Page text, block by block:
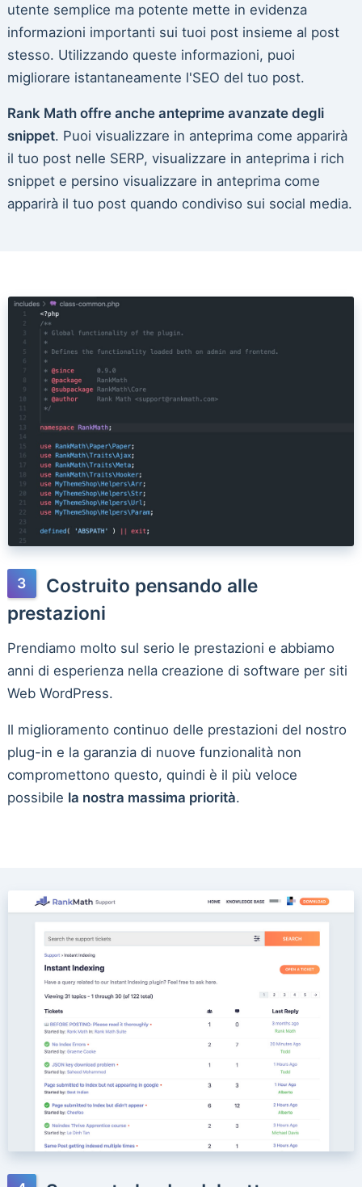
utente semplice ma potente mette in evidenza
informazioni importanti sui tuoi post insieme al post
stesso. Utilizzando queste informazioni, puoi
migliorare istantaneamente l'SEO del tuo post.
Rank Math offre anche anteprime avanzate degli
snippet. Puoi visualizzare in anteprima come apparirà
il tuo post nelle SERP, visualizzare in anteprima i rich
snippet e persino visualizzare in anteprima come
apparirà il tuo post quando condiviso sui social media.
Costruito pensando alle
prestazioni
Prendiamo molto sul serio le prestazioni e abbiamo
anni di esperienza nella creazione di software per siti
Web WordPress.
Il miglioramento continuo delle prestazioni del nostro
plug-in e la garanzia di nuove funzionalità non
compromettono questo, quindi è il più veloce
possibile la nostra massima priorità.